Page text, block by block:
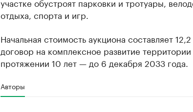
отдыха, спорта и игр.
Начальная стоимость аукциона составляет
договор на комплексное развитие территории
протяжении 10 лет — до 6 декабря 2033 года.
Авторы